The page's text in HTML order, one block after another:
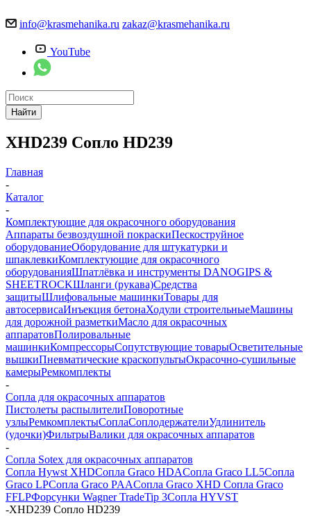
info@krasmehanika.ru zakaz@krasmehanika.ru
YouTube
Найти
XHD239 Сопло HD239
Главная
-
Каталог
-
Комплектующие для окрасочного оборудования
Аппараты безвоздушной покраскиПескоструйное
оборудованиеОборудование для штукатурки и
шпаклевкиКомплектующие для окрасочного
оборудованияШпатлёвка и инструменты DANOGIPS &
SHEETROCKШланги (рукава)Средства
защитыШлифовальные машинкиТовары для
автосервисаИнъекция бетонаХодули строительныеМашины
для дорожной разметкиМасло для окрасочных
аппаратовПолировальные
машинкиКомпрессорыСопутствующие товарыОсветительные
вышкиПневматические краскопультыОкрасочно-сушильные
камерыРемкомплекты
-
Сопла для окрасочных аппаратов
Пистолеты распылителиПоворотные
узлыРемкомплектыСоплаСоплодержателиУдлинитель
(удочки)ФильтрыВалики для окрасочных аппаратов
-
Сопла Sotex для окрасочных аппаратов
Сопла Hywst XHDСопла Graco HDAСопла Graco LL5Сопла
Graco LPСопла Graco PAAСопла Graco XHD Сопла Graco
FFLPФорсунки Wagner TradeTip 3Сопла HYVST
-XHD239 Сопло HD239